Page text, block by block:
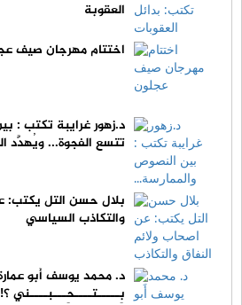
العقوبة
اختتام مهرجان صيف
د.زهور غرايبة تكتب :
تتسع الفجوة... ويُهدَّد
بلال حسن التل يكتب:
والتكاذب السياسي
د. محمد يوسف أَبو
بِـــــتــــحِـــبــــني ؟!